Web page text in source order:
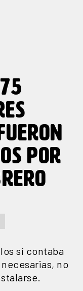
POR
sí contaba
no